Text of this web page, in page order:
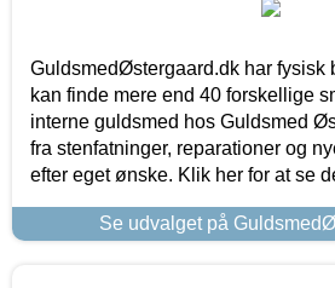
GuldsmedØstergaard.dk har fysisk
kan finde mere end 40 forskellige
interne guldsmed hos Guldsmed
fra stenfatninger, reparationer og
efter eget ønske. Klik her for at se
Se udvalget på